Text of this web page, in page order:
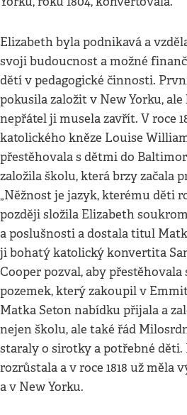
Elizabeth byla podnikavá a
svoji budoucnost a možné
dětí v pedagogické činnosti.
pokusila založit v New Yorku,
nepřátel ji musela zavřít. V roce
katolického kněze Louise
přestěhovala s dětmi do
založila školu, která brzy začala
„Něžnost je jazyk, kterému děti
později složila Elizabeth
a poslušnosti a dostala titul
ji bohatý katolický konvertita
Cooper pozval, aby
pozemek, který zakoupil v
Matka Seton nabídku přijala a
nejen školu, ale také řád
staraly o sirotky a potřebné
rozrůstala a v roce 1818 už měla
a v New Yorku.